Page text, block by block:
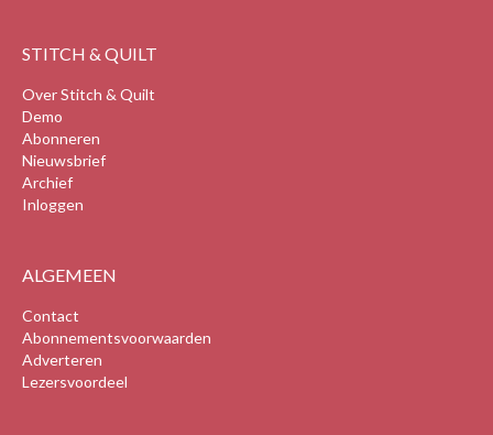
STITCH & QUILT
Over Stitch & Quilt
Demo
Abonneren
Nieuwsbrief
Archief
Inloggen
ALGEMEEN
Contact
Abonnementsvoorwaarden
Adverteren
Lezersvoordeel